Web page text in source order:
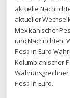
aktuelle
aktueller
Mexikanischer
und Nachrichten.
Peso in Euro
Kolumbianischer
Peso in Euro.